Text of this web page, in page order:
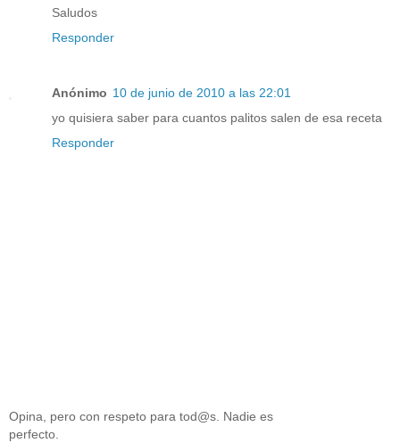
Saludos
Responder
Anónimo 10 de junio de 2010 a las 22:01
yo quisiera saber para cuantos palitos salen de esa receta
Responder
Opina, pero con respeto para tod@s. Nadie es
perfecto.